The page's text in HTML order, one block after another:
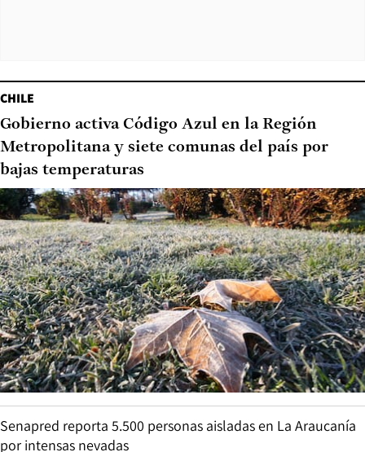
CHILE
Gobierno activa Código Azul en la Región
Metropolitana y siete comunas del país por
bajas temperaturas
Senapred reporta 5.500 personas aisladas en La Araucanía
por intensas nevadas